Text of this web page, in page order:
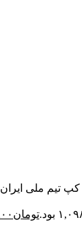
کپ تیم ملی
تومان